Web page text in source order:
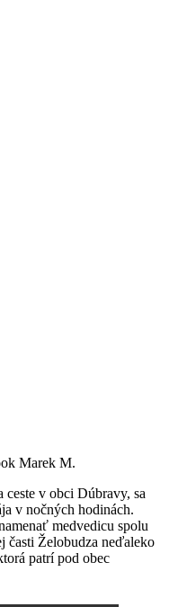
Marek M.
ceste v obci Dúbravy, sa
v nočných hodinách.
medvedicu spolu
časti Želobudza neďaleko
patrí pod obec